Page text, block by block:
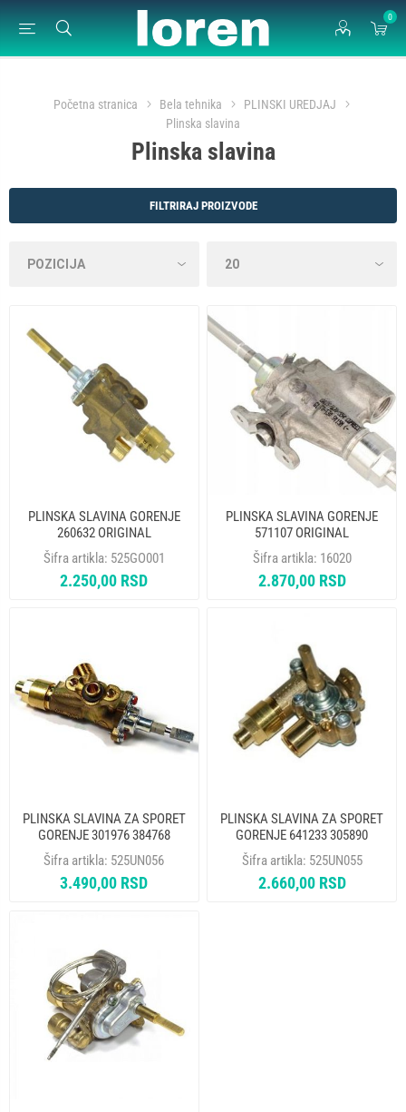
0
Početna stranica Bela tehnika
PLINSKI UREDJAJ
Plinska slavina
Plinska slavina
FILTRIRAJ PROIZVODE
PLINSKA SLAVINA GORENJE
260632 ORIGINAL
Šifra artikla: 525GO001
2.250,00 RSD
PLINSKA SLAVINA GORENJE
571107 ORIGINAL
Šifra artikla: 16020
2.870,00 RSD
PLINSKA SLAVINA ZA SPORET
GORENJE 301976 384768
ORIGINAL
Šifra artikla: 525UN056
3.490,00 RSD
PLINSKA SLAVINA ZA SPORET
GORENJE 641233 305890
ORIGINAL
Šifra artikla: 525UN055
2.660,00 RSD